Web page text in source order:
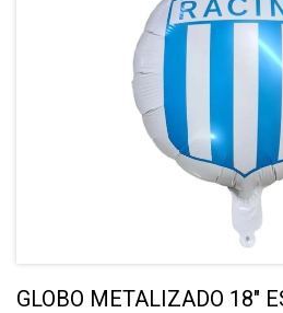
GLOBO METALIZADO 18"